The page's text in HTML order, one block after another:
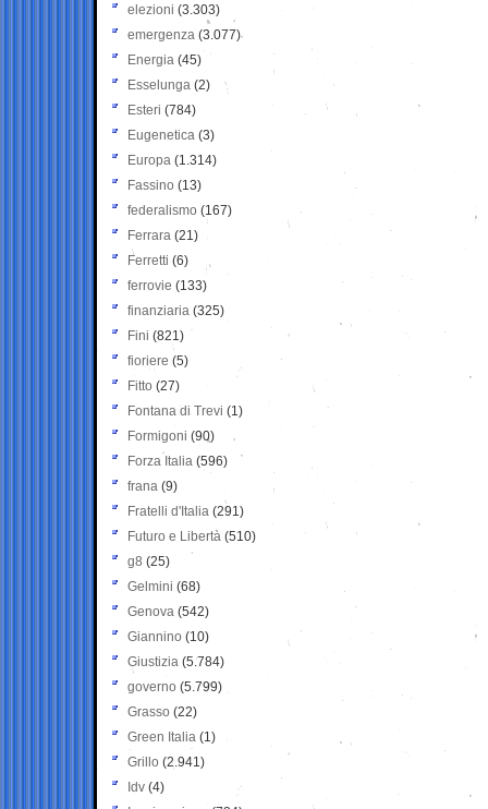
elezioni (3.303)
emergenza (3.077)
Energia (45)
Esselunga (2)
Esteri (784)
Eugenetica (3)
Europa (1.314)
Fassino (13)
federalismo (167)
Ferrara (21)
Ferretti (6)
ferrovie (133)
finanziaria (325)
Fini (821)
fioriere (5)
Fitto (27)
Fontana di Trevi (1)
Formigoni (90)
Forza Italia (596)
frana (9)
Fratelli d'Italia (291)
Futuro e Libertà (510)
g8 (25)
Gelmini (68)
Genova (542)
Giannino (10)
Giustizia (5.784)
governo (5.799)
Grasso (22)
Green Italia (1)
Grillo (2.941)
Idv (4)